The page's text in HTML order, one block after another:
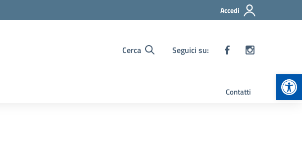
Accedi
Cerca Seguici su:
Contatti